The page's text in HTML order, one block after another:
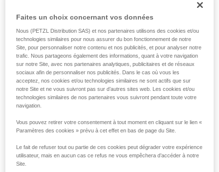
Nous donnons des exemples de techniques
que nous ne décrivons pas ici.
Faites un choix concernant vos données
Nous (PETZL Distribution SAS) et nos partenaires utilisons des cookies et/ou
technologies similaires pour nous assurer du bon fonctionnement de notre
Site, pour personnaliser notre contenu et nos publicités, et pour analyser notre
trafic. Nous partageons également des informations, quant à votre navigation
sur notre Site, avec nos partenaires analytiques, publicitaires et de réseaux
sociaux afin de personnaliser nos publicités. Dans le cas où vous les
acceptez, nos cookies et/ou technologies similaires ne sont actifs que sur
notre Site et ne vous suivront pas sur d’autres sites web. Les cookies et/ou
technologies similaires de nos partenaires vous suivront pendant toute votre
navigation.
Vous pouvez retirer votre consentement à tout moment en cliquant sur le lien «
Paramètres des cookies » prévu à cet effet en bas de page du Site.
Le fait de refuser tout ou partie de ces cookies peut dégrader votre expérience
utilisateur, mais en aucun cas ce refus ne vous empêchera d’accéder à notre
Site.